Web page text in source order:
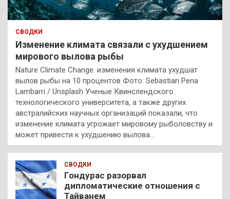
СВОДКИ
Изменение климата связали с ухудшением
мирового вылова рыбы
Nature Climate Change: изменения климата ухудшат
вылов рыбы на 10 процентов Фото: Sebastian Pena
Lambarri / Unsplash Ученые Квинслендского
технологического университета, а также других
австралийских научных организаций показали, что
изменение климата угрожает мировому рыболовству и
может привести к ухудшению вылова…
СВОДКИ
Гондурас разорвал
дипломатические отношения с
Тайванем